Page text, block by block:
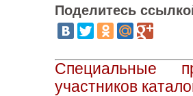
Поделитесь
Специальные
участников